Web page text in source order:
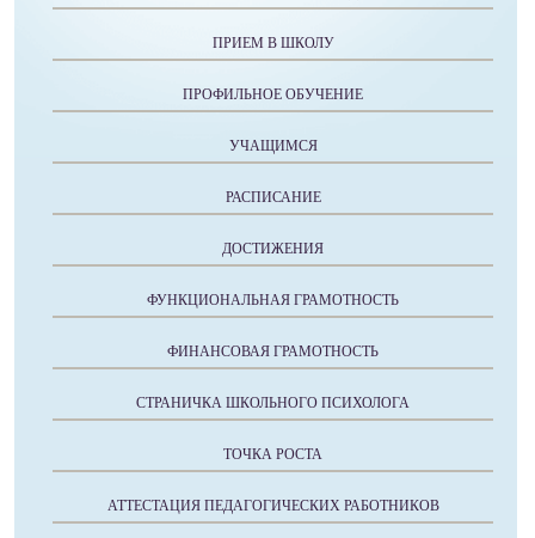
ПРИЕМ В ШКОЛУ
ПРОФИЛЬНОЕ ОБУЧЕНИЕ
УЧАЩИМСЯ
РАСПИСАНИЕ
ДОСТИЖЕНИЯ
ФУНКЦИОНАЛЬНАЯ ГРАМОТНОСТЬ
ФИНАНСОВАЯ ГРАМОТНОСТЬ
СТРАНИЧКА ШКОЛЬНОГО ПСИХОЛОГА
ТОЧКА РОСТА
АТТЕСТАЦИЯ ПЕДАГОГИЧЕСКИХ РАБОТНИКОВ